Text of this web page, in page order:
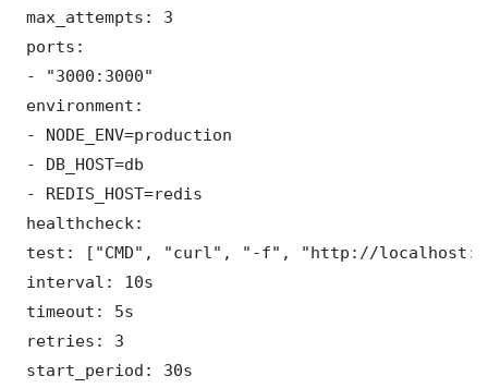
max_attempts: 3
ports:
- "3000:3000"
environment:
- NODE_ENV=production
- DB_HOST=db
- REDIS_HOST=redis
healthcheck:
test: ["CMD", "curl", "-f", "http://
interval: 10s
timeout: 5s
retries: 3
start_period: 30s